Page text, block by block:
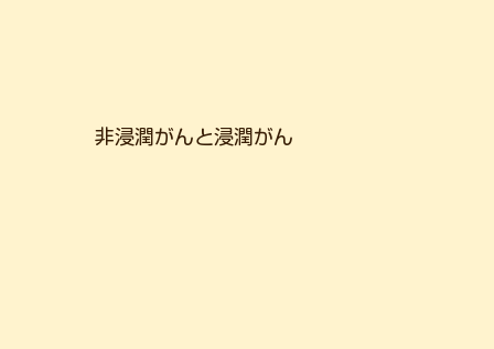
非浸潤がんと浸潤がん